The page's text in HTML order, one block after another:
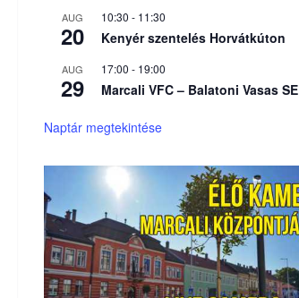
AUG
20
10:30 - 11:30
Kenyér szentelés Horvátkúton
AUG
29
17:00 - 19:00
Marcali VFC – Balatoni Vasas SE
Naptár megtekintése